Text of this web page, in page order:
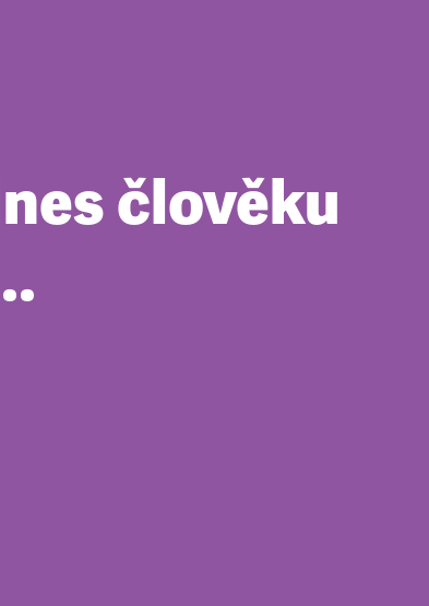
člověku